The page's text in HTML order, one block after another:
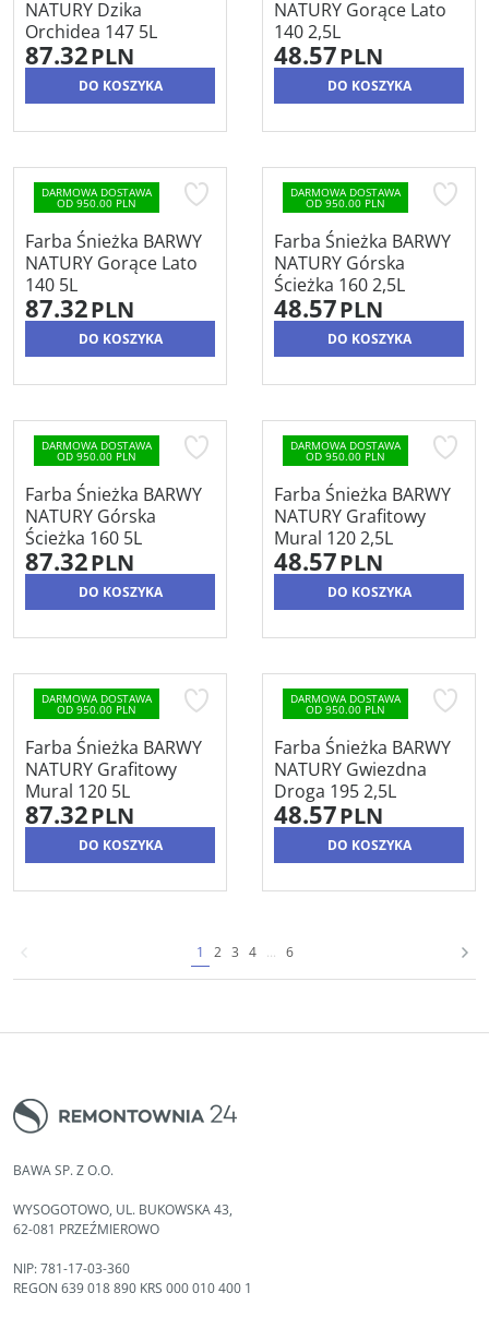
NATURY Dzika
Orchidea 147 5L
87.32PLN
DO KOSZYKA
NATURY Gorące Lato
140 2,5L
48.57PLN
DO KOSZYKA
DARMOWA DOSTAWA
OD 950.00 PLN
Farba Śnieżka BARWY
NATURY Gorące Lato
140 5L
87.32PLN
DO KOSZYKA
DARMOWA DOSTAWA
OD 950.00 PLN
Farba Śnieżka BARWY
NATURY Górska
Ścieżka 160 2,5L
48.57PLN
DO KOSZYKA
DARMOWA DOSTAWA
OD 950.00 PLN
Farba Śnieżka BARWY
NATURY Górska
Ścieżka 160 5L
87.32PLN
DO KOSZYKA
DARMOWA DOSTAWA
OD 950.00 PLN
Farba Śnieżka BARWY
NATURY Grafitowy
Mural 120 2,5L
48.57PLN
DO KOSZYKA
DARMOWA DOSTAWA
OD 950.00 PLN
Farba Śnieżka BARWY
NATURY Grafitowy
Mural 120 5L
87.32PLN
DO KOSZYKA
DARMOWA DOSTAWA
OD 950.00 PLN
Farba Śnieżka BARWY
NATURY Gwiezdna
Droga 195 2,5L
48.57PLN
DO KOSZYKA
1 2 3 4 ... 6
BAWA SP. Z O.O.
WYSOGOTOWO, UL. BUKOWSKA 43,
62-081 PRZEŹMIEROWO
NIP: 781-17-03-360
REGON 639 018 890 KRS 000 010 400 1